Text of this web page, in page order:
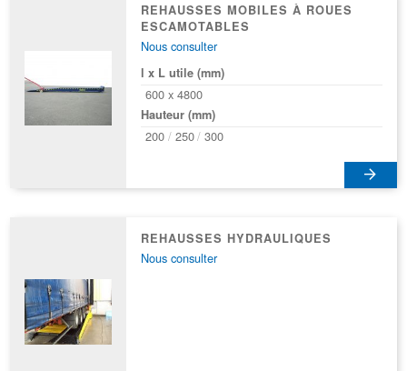
Les
options
peuvent
REHAUSSES MOBILES À ROUES
ESCAMOTABLES
Nous consulter
l x L utile (mm)
600 x 4800
Hauteur (mm)
200 250 300
variations.
Les
options
peuvent
REHAUSSES HYDRAULIQUES
Nous consulter